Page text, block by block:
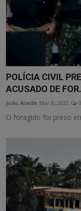
POLÍCIA CIVIL
ACUSADO DE
João Ataide Mar 8, 2022 0
O foragido foi preso